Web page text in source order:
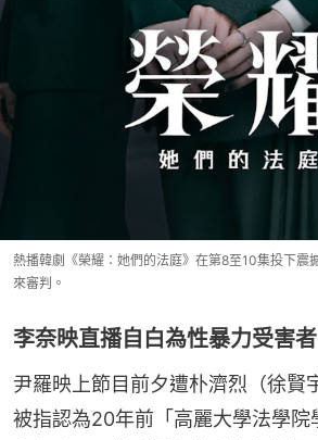
熱播韓劇《榮耀：她們的法庭》在第8至10集投下震
來審判。
李奈映直播自白為性暴力受害者
尹羅映上節目前夕遭朴濟烈（徐賢
被指認為20年前「高麗大學法學院